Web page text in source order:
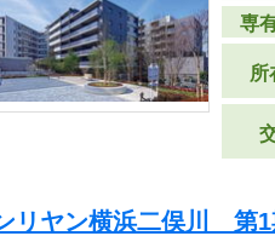
専
所
リヤン横浜二俣川 第1